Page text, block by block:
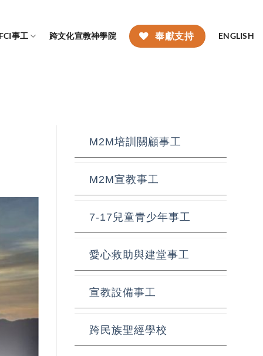
事工 跨文化宣教神學院 奉獻支持 ENGLISH
M2M培訓關顧事工
M2M宣教事工
7-17兒童青少年事工
愛心救助與建堂事工
宣教設備事工
跨民族聖經學校